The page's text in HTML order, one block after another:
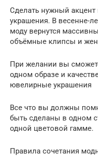
Сделать нужный
украшения. В весенне-
моду вернутся
объёмные клипсы и
При желании вы
одном образе и
ювелирные украшения
Все что вы должны
быть сделаны в одном
одной цветовой гамме.
Правила сочетания